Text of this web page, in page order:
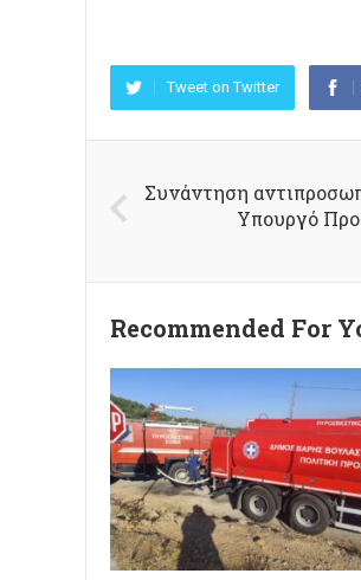
Tweet on Twitter
Συνάντηση
Υπουργό
Recommended For